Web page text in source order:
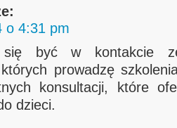
o 4:31 pm
być w kontakcie
prowadzę
konsultacji, które
dzieci.